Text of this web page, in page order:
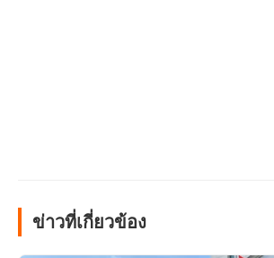
ข่าวที่เกี่ยวข้อง